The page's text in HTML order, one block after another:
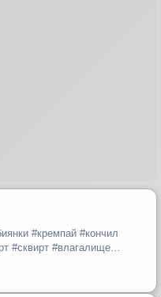
#кремпай #кончил
#сквирт #влагалище